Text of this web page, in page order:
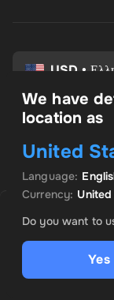
US$
USD •
Πολιτική Απορρήτου
Πολιτική επιστροφής
Προτιμήσεις
We have
location as
United
Language:
Currency:
Do you want to
Yes